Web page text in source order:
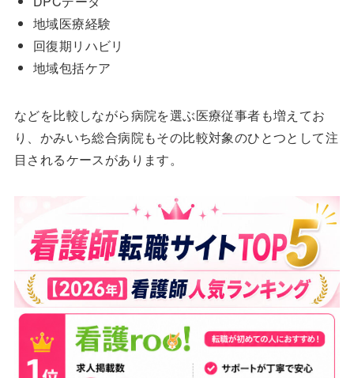
地域医療経験
回復期リハビリ
地域包括ケア
などを比較しながら病院を選ぶ医療従事者も増えてお
り、かみいち総合病院もその比較対象のひとつとして注
目されるケースがあります。